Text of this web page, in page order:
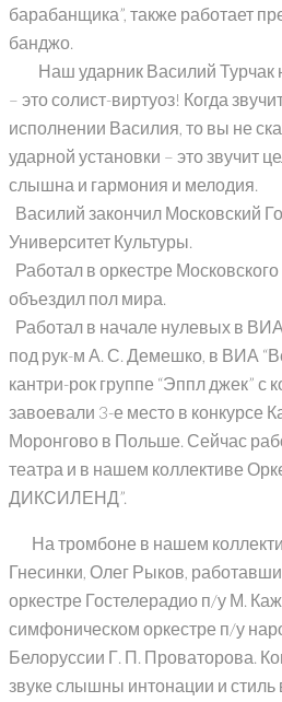
барабанщика”, также работает
банджо.
Наш ударник Василий Турчак
– это солист-виртуоз! Когда
исполнении Василия, то вы не
ударной установки – это звучит
слышна и гармония и мелодия.
Василий закончил Московский
Университет Культуры.
Работал в оркестре
объездил пол мира.
Работал в начале нулевых в
под рук-м А. С. Демешко, в ВИА
кантри-рок группе “Эппл джек” с
завоевали 3-е место в конкурсе
Моронгово в Польше. Сейчас
театра и в нашем коллективе
ДИКСИЛЕНД”.
На тромбоне в нашем
Гнесинки, Олег Рыков,
оркестре Гостелерадио п/у М.
симфоническом оркестре п/у
Белоруссии Г. П. Проваторова.
звуке слышны интонации и